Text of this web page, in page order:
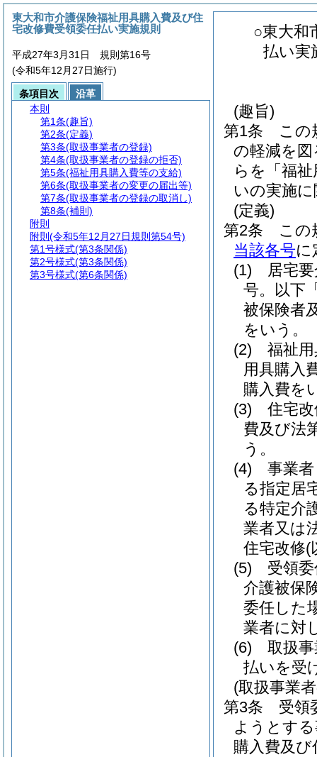
○東大和
払い実
(趣旨)
第1条
この
の軽減を
らを「福
いの実施
(定義)
第2条
この
当該各号に
(1)
居宅
号。以下
被保険者
をいう。
(2)
福祉
用具購入
購入費を
(3)
住宅
費及び法
う。
(4)
事業
る指定居
る特定介
業者又は
住宅改修(
(5)
受領
介護被保
委任した
業者に対
(6)
取扱
払いを受
(取扱事業
第3条
受領
ようとす
購入費及び
東大和市介護保険福祉用具購入費及び住
宅改修費受領委任払い実施規則
平成27年3月31日 規則第16号
(令和5年12月27日施行)
条項目次
沿革
本則
第1条(趣旨)
第2条(定義)
第3条(取扱事業者の登録)
第4条(取扱事業者の登録の拒否)
第5条(福祉用具購入費等の支給)
第6条(取扱事業者の変更の届出等)
第7条(取扱事業者の登録の取消し)
第8条(補則)
附則
附則 (令和5年12月27日規則第54号)
第1号様式(第3条関係)
第2号様式(第3条関係)
第3号様式(第6条関係)